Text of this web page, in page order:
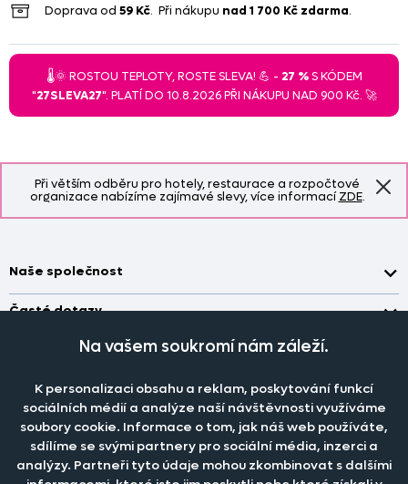
Při větším odběru pro hotely, restaurace a rozpočtové
organizace nabízíme zajímavé slevy, více informacíZDE.
Doprava od 59 Kč. Při nákupu nad 1 700 Kč zdarma.
🌡️🌞 ROSTOU TEPLOTY, ROSTE SLEVA! 💪 - 27 %S KÓDEM
"27SLEVA27". PLATÍ DO 10.8.2026 PŘI NÁKUPU NAD 900 Kč. 🚀
Staňte se členem klubu Dante.cz
Naše společnost
Doprava a platba
Obchodní podmínky
Nastavení cookies
Katalog zdarma
Časté dotazy
Jak změřit okno pro nákup záclon?
Jak prát záclony a závěsy?
Jak prát povlečení a prostěradla?
Informace o materiálech
PRODEJNÍ ODDĚLENÍ - TELEFONICKY
po-pá 7:30 - 16:00
Tel.:777 111 818
e-mail:dotazy@dante.cz
reklamace:reklamace@dante.cz
Na vašem soukromí nám záleží.
K personalizaci obsahu a reklam, poskytování funkcí
sociálních médií a analýze naší návštěvnosti využíváme
soubory cookie. Informace o tom, jak náš web používáte,
sdílíme se svými partnery pro sociální média, inzerci a
analýzy. Partneři tyto údaje mohou zkombinovat s dalšími